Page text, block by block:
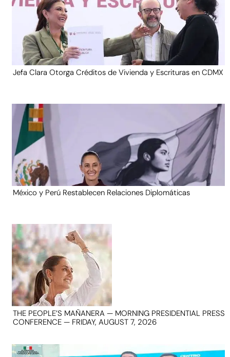
Jefa Clara Otorga Créditos de Vivienda y Escrituras en CDMX
México y Perú Restablecen Relaciones Diplomáticas
THE PEOPLE’S MAÑANERA — MORNING PRESIDENTIAL PRESS
CONFERENCE — FRIDAY, AUGUST 7, 2026